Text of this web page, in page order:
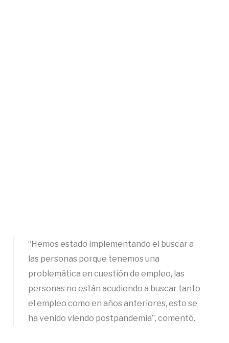
“Hemos estado implementando el buscar a
las personas porque tenemos una
problemática en cuestión de empleo, las
personas no están acudiendo a buscar tanto
el empleo como en años anteriores, esto se
ha venido viendo postpandemia”, comentó.